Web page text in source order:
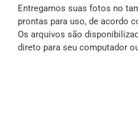
Entregamos suas fotos no
prontas para uso, de acordo
Os arquivos são
direto para seu computador